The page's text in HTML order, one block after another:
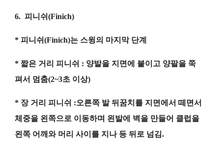
6. 피니쉬(Finich)
* 피니쉬(Finich)는 스윙의 마지막 단계
* 짧은 거리 피니쉬 : 양발을 지면에 붙이고 양팔을 쭉
펴서 멈춤(2~3초 이상)
* 장 거리 피니쉬 :오른쪽 발 뒤꿈치를 지면에서 떼면서
체중을 왼쪽으로 이동하며 왼발에 벽을 만들어 클럽을
왼쪽 어깨와 머리 사이를 지나 등 뒤로 넘김.